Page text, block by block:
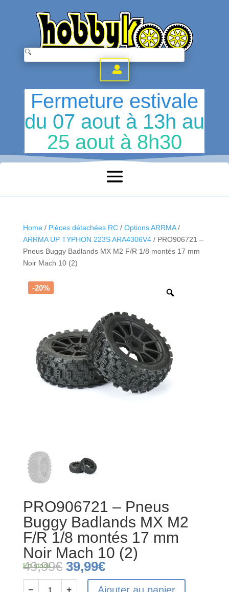
.
Fermeture estivale
du 07 aout à 13h au
25 aout à 8h30
Home/ Pièces détachées RC/ Options ARRMA/
ARRMA UP TYPHON 223S ARA4306V4/ PRO906721 –
Pneus Buggy Badlands MX M2 F/R 1/8 montés 17 mm
Noir Mach 10 (2)
-20%
PRO906721 – Pneus
Buggy Badlands MX M2
F/R 1/8 montés 17 mm
Noir Mach 10 (2)
49,99€ Le
prix
39,99€Le
prix
En stock
− +